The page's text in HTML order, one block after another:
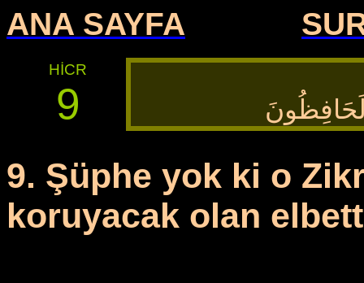
ANA SAYFA
HİCR
9 لَحَافِظُونَ
9. Şüphe yok ki o
koruyacak olan